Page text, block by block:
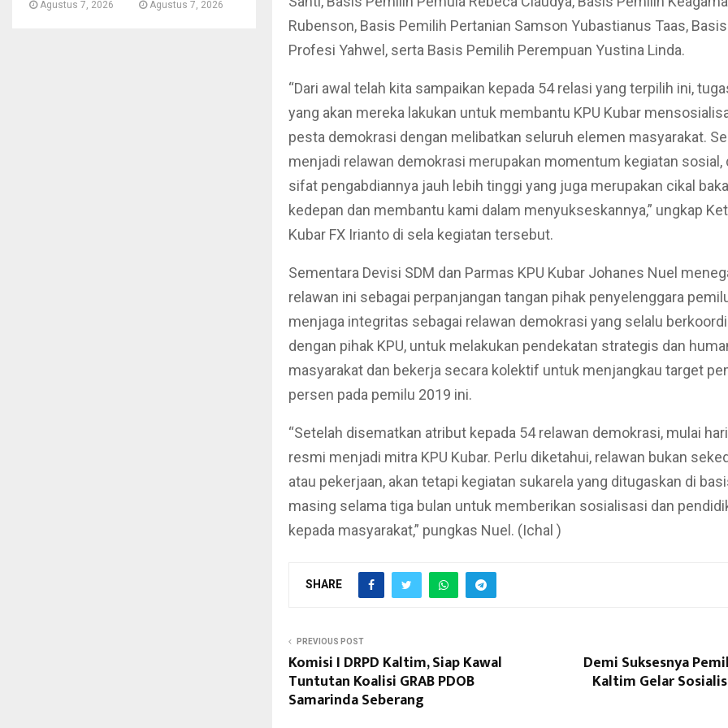
Rubenson, Basis Pemilih Pertanian Samson Yubastianus Taas,
Profesi Yahwel, serta Basis Pemilih Perempuan Yustina Linda.
“Dari awal telah kita sampaikan kepada 54 relasi yang terpilih ini,
yang akan mereka lakukan untuk membantu KPU Kubar
pesta demokrasi dengan melibatkan seluruh elemen masyarakat.
menjadi relawan demokrasi merupakan momentum kegiatan sosial,
sifat pengabdiannya jauh lebih tinggi yang juga merupakan cikal
kedepan dan membantu kami dalam menyukseskannya,” ungkap
Kubar FX Irianto di sela kegiatan tersebut.
Sementara Devisi SDM dan Parmas KPU Kubar Johanes Nuel
relawan ini sebagai perpanjangan tangan pihak penyelenggara
menjaga integritas sebagai relawan demokrasi yang selalu
dengan pihak KPU, untuk melakukan pendekatan strategis dan
masyarakat dan bekerja secara kolektif untuk menjangkau target
persen pada pemilu 2019 ini.
“Setelah disematkan atribut kepada 54 relawan demokrasi, mulai
resmi menjadi mitra KPU Kubar. Perlu diketahui, relawan bukan
atau pekerjaan, akan tetapi kegiatan sukarela yang ditugaskan di
masing selama tiga bulan untuk memberikan sosialisasi dan
kepada masyarakat,” pungkas Nuel. (Ichal )
SHARE
PREVIOUS POST
Komisi I DRPD Kaltim, Siap Kawal
Tuntutan Koalisi GRAB PDOB
Samarinda Seberang
Demi Suksesnya
Kaltim Gelar
Agustus 7, 2026 Agustus 7, 2026